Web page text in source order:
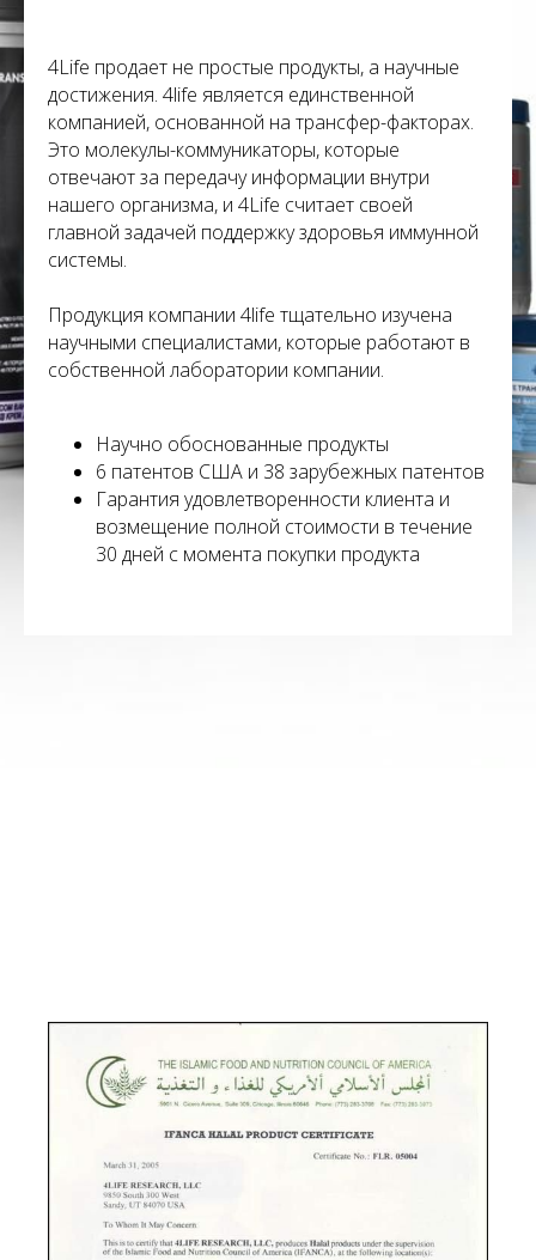
4Life продает не простые продукты, а научные
достижения. 4life является единственной
компанией, основанной на трансфер-факторах.
Это молекулы-коммуникаторы, которые
отвечают за передачу информации внутри
нашего организма, и 4Life считает своей
главной задачей поддержку здоровья иммунной
системы.
Продукция компании 4life тщательно изучена
научными специалистами, которые работают в
собственной лаборатории компании.
Научно обоснованные продукты
6 патентов США и 38 зарубежных патентов
Гарантия удовлетворенности клиента и
возмещение полной стоимости в течение
30 дней с момента покупки продукта